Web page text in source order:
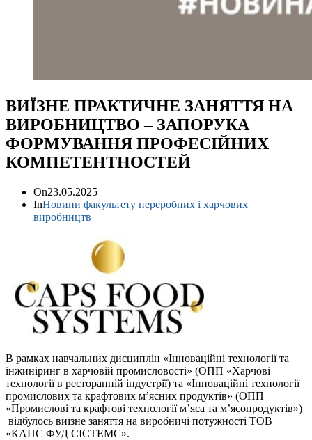
ВИЇЗНЕ ПРАКТИЧНЕ ЗАНЯТТЯ НА
ВИРОБНИЦТВО – ЗАПОРУКА
ФОРМУВАННЯ ПРОФЕСІЙНИХ
КОМПЕТЕНТНОСТЕЙ
On23.05.2025
InНовини факультету переробних і харчових
виробництв
В рамках навчальних дисциплін «Інноваційні технології та
інжиніринг в харчовій промисловості» (ОПП «Харчові
технології в ресторанній індустрії) та «Інноваційні технології
промислових та крафтових м’ясних продуктів» (ОПП
«Промислові та крафтові технології м’яса та м’ясопродуктів»)
відбулось виїзне заняття на виробничі потужності ТОВ
«КАПС ФУД СІСТЕМС».